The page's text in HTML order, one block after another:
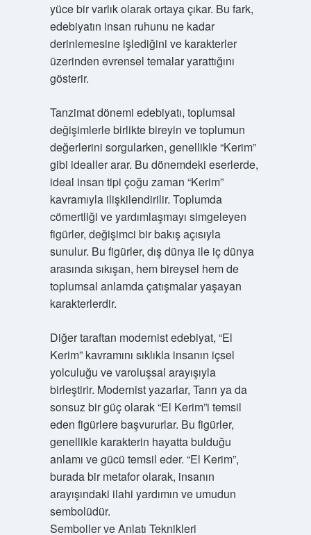
yüce bir varlık olarak ortaya çıkar. Bu fark,
edebiyatın insan ruhunu ne kadar
derinlemesine işlediğini ve karakterler
üzerinden evrensel temalar yarattığını
gösterir.
Tanzimat dönemi edebiyatı, toplumsal
değişimlerle birlikte bireyin ve toplumun
değerlerini sorgularken, genellikle “Kerim”
gibi idealler arar. Bu dönemdeki eserlerde,
ideal insan tipi çoğu zaman “Kerim”
kavramıyla ilişkilendirilir. Toplumda
cömertliği ve yardımlaşmayı simgeleyen
figürler, değişimci bir bakış açısıyla
sunulur. Bu figürler, dış dünya ile iç dünya
arasında sıkışan, hem bireysel hem de
toplumsal anlamda çatışmalar yaşayan
karakterlerdir.
Diğer taraftan modernist edebiyat, “El
Kerim” kavramını sıklıkla insanın içsel
yolculuğu ve varoluşsal arayışıyla
birleştirir. Modernist yazarlar, Tanrı ya da
sonsuz bir güç olarak “El Kerim”i temsil
eden figürlere başvururlar. Bu figürler,
genellikle karakterin hayatta bulduğu
anlamı ve gücü temsil eder. “El Kerim”,
burada bir metafor olarak, insanın
arayışındaki ilahi yardımın ve umudun
sembolüdür.
Semboller ve Anlatı Teknikleri